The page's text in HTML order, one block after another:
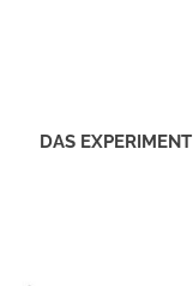
DAS EXPERIMENT